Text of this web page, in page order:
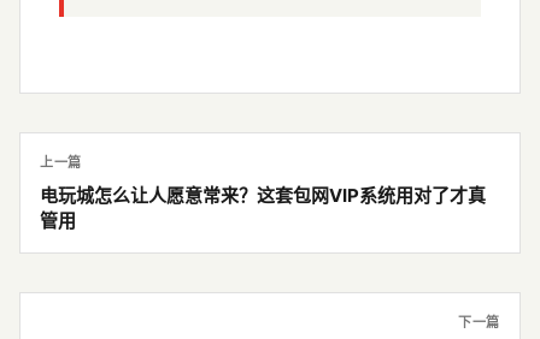
上一篇
电玩城怎么让人愿意常来？这套包网VIP系统用对了才真
管用
下一篇